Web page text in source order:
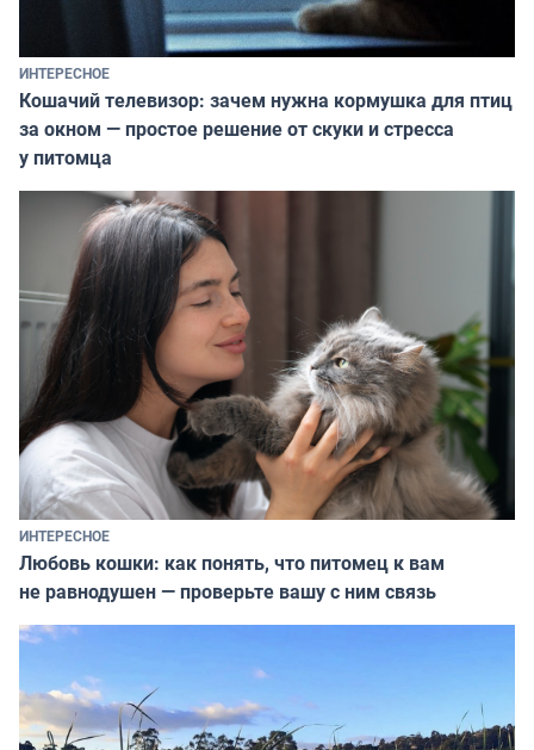
ИНТЕРЕСНОЕ
Кошачий телевизор: зачем нужна кормушка для птиц
за окном — простое решение от скуки и стресса
у питомца
ИНТЕРЕСНОЕ
Любовь кошки: как понять, что питомец к вам
не равнодушен — проверьте вашу с ним связь